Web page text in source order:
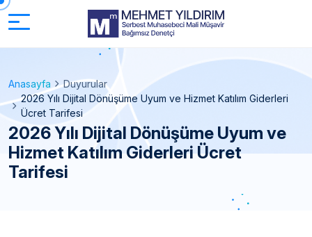
Anasayfa
Duyurular
2026 Yılı Dijital Dönüşüme Uyum ve Hizmet Katılım Giderleri
Ücret Tarifesi
2026 Yılı Dijital Dönüşüme Uyum ve
Hizmet Katılım Giderleri Ücret
Tarifesi